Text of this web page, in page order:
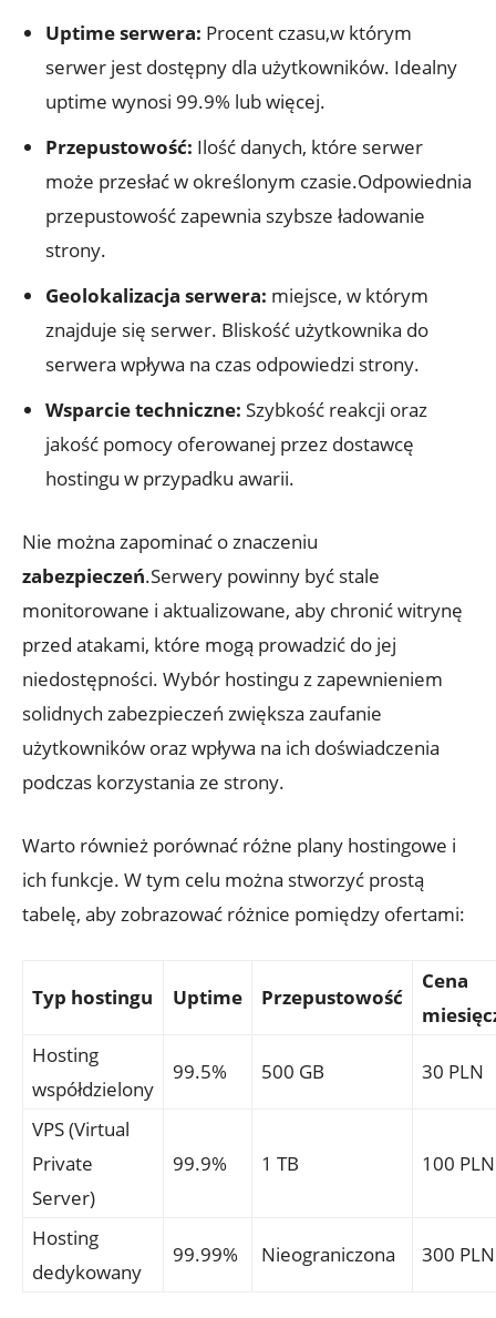
Uptime serwera: Procent czasu,w którym
serwer jest dostępny dla użytkowników. Idealny
uptime wynosi 99.9% lub więcej.
Przepustowość: Ilość danych, które serwer
może przesłać w określonym czasie.Odpowiednia
przepustowość zapewnia szybsze ładowanie
strony.
Geolokalizacja serwera: miejsce, w którym
znajduje się serwer. Bliskość użytkownika do
serwera wpływa na czas odpowiedzi strony.
Wsparcie techniczne: Szybkość reakcji oraz
jakość pomocy oferowanej przez dostawcę
hostingu w przypadku awarii.
Nie można zapominać o znaczeniu
zabezpieczeń.Serwery powinny być stale
monitorowane i aktualizowane, aby chronić witrynę
przed atakami, które mogą prowadzić do jej
niedostępności. Wybór hostingu z zapewnieniem
solidnych zabezpieczeń zwiększa zaufanie
użytkowników oraz wpływa na ich doświadczenia
podczas korzystania ze strony.
Warto również porównać różne plany hostingowe i
ich funkcje. W tym celu można stworzyć prostą
tabelę, aby zobrazować różnice pomiędzy ofertami:
Typ hostingu Uptime Przepustowość
Cena
Hosting
współdzielony
99.5% 500 GB 30 PLN
VPS (Virtual
Private
Server)
99.9% 1 TB 100 PLN
Hosting
dedykowany
99.99% Nieograniczona 300 PLN